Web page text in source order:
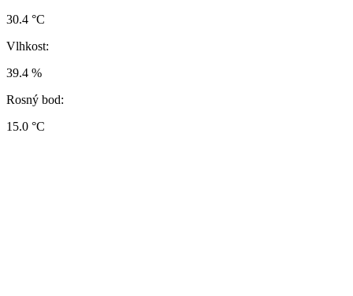
30.4 °C
Vlhkost:
39.4 %
Rosný bod:
15.0 °C